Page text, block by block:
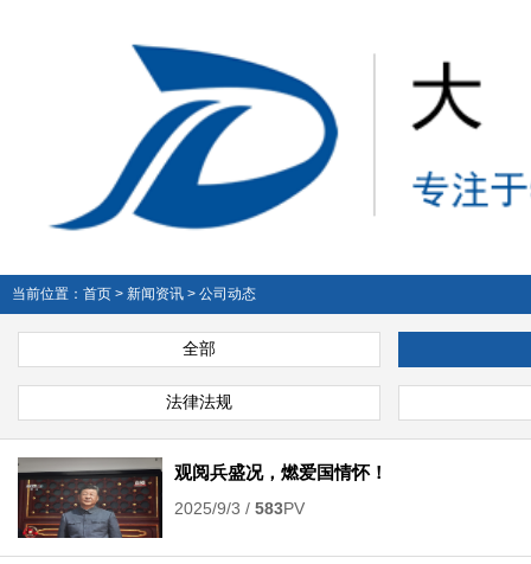
当前位置： 首页 > 新闻资讯 > 公司动态
全部
法律法规
观阅兵盛况，燃爱国情怀！
2025/9/3 / 583PV